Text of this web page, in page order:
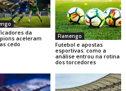
da
aceleram
cedo
Flamengo
Futebol e apostas
esportivas: como a
análise entrou na rotina
dos torcedores